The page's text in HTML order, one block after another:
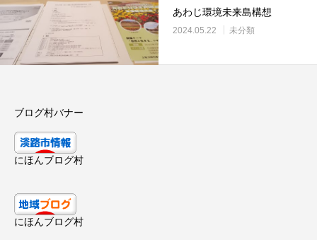
あわじ環境未来島構想
2024.05.22 未分類
ブログ村バナー
にほんブログ村
にほんブログ村